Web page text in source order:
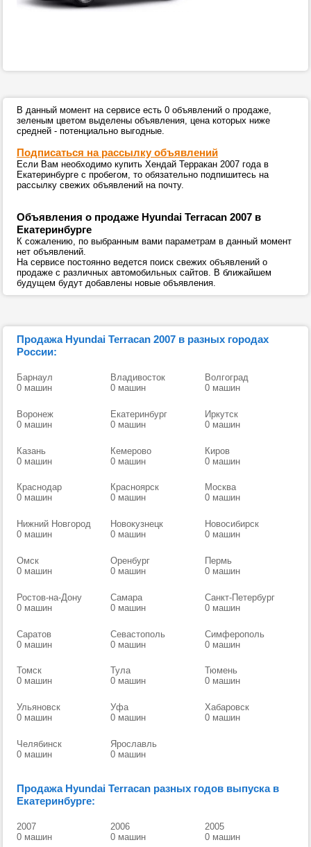
В данный момент на сервисе есть 0 объявлений о продаже,
зеленым цветом выделены объявления, цена которых ниже
средней - потенциально выгодные.
Подписаться на рассылку объявлений
Если Вам необходимо купить Хендай Терракан 2007 года в
Екатеринбурге с пробегом, то обязательно подпишитесь на
рассылку свежих объявлений на почту.
Объявления о продаже Hyundai Terracan 2007 в
Екатеринбурге
К сожалению, по выбранным вами параметрам в данный момент
нет объявлений.
На сервисе постоянно ведется поиск свежих объявлений о
продаже с различных автомобильных сайтов. В ближайшем
будущем будут добавлены новые объявления.
Продажа Hyundai Terracan 2007 в разных городах
России:
Барнаул
0 машин
Владивосток
0 машин
Волгоград
0 машин
Воронеж
0 машин
Екатеринбург
0 машин
Иркутск
0 машин
Казань
0 машин
Кемерово
0 машин
Киров
0 машин
Краснодар
0 машин
Красноярск
0 машин
Москва
0 машин
Нижний Новгород
0 машин
Новокузнецк
0 машин
Новосибирск
0 машин
Омск
0 машин
Оренбург
0 машин
Пермь
0 машин
Ростов-на-Дону
0 машин
Самара
0 машин
Санкт-Петербург
0 машин
Саратов
0 машин
Севастополь
0 машин
Симферополь
0 машин
Томск
0 машин
Тула
0 машин
Тюмень
0 машин
Ульяновск
0 машин
Уфа
0 машин
Хабаровск
0 машин
Челябинск
0 машин
Ярославль
0 машин
Продажа Hyundai Terracan разных годов выпуска в
Екатеринбурге:
2007
0 машин
2006
0 машин
2005
0 машин